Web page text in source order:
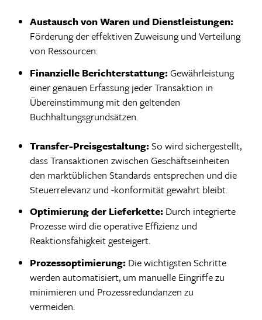
Austausch von Waren und Dienstleistungen:
Förderung der effektiven Zuweisung und Verteilung
von Ressourcen.
Finanzielle Berichterstattung:Gewährleistung
einer genauen Erfassung jeder Transaktion in
Übereinstimmung mit den geltenden
Buchhaltungsgrundsätzen.
Transfer-Preisgestaltung:So wird sichergestellt,
dass Transaktionen zwischen Geschäftseinheiten
den marktüblichen Standards entsprechen und die
Steuerrelevanz und -konformität gewahrt bleibt.
Optimierung der Lieferkette:Durch integrierte
Prozesse wird die operative Effizienz und
Reaktionsfähigkeit gesteigert.
Prozessoptimierung:Die wichtigsten Schritte
werden automatisiert, um manuelle Eingriffe zu
minimieren und Prozessredundanzen zu
vermeiden.